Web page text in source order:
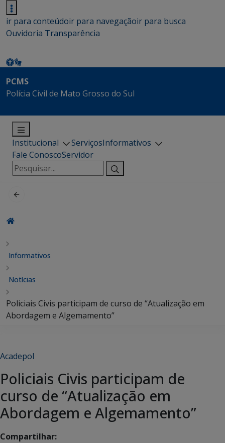
ir para conteúdoir para navegaçãoir para busca
Ouvidoria Transparência
PCMS
Polícia Civil de Mato Grosso do Sul
Institucional ServiçosInformativos
Fale ConoscoServidor
Pesquisar
por:
Informativos
Notícias
Policiais Civis participam de curso de “Atualização em
Abordagem e Algemamento”
Acadepol
Policiais Civis participam de
curso de “Atualização em
Abordagem e Algemamento”
Compartilhar: